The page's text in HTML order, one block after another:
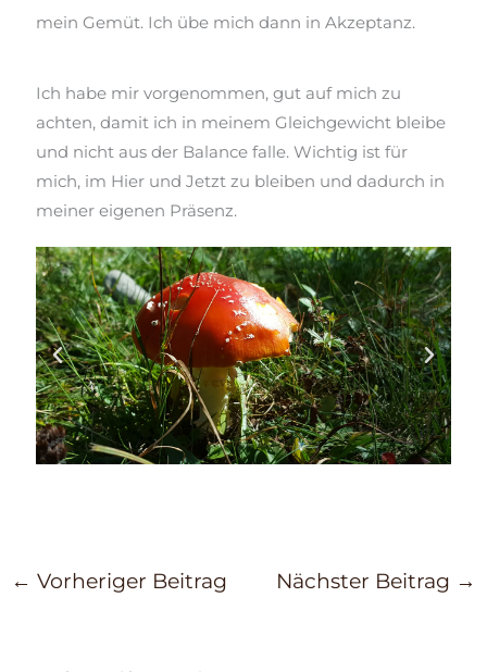
mein Gemüt. Ich übe mich dann in Akzeptanz.
Ich habe mirvorgenommen, gut auf mich zu
achten, damit ich in meinem Gleichgewicht bleibe
und nicht aus der Balance falle. Wichtig ist für
mich, im Hier undJetzt zu bleiben und dadurch in
meiner eigenen Präsenz.
← Vorheriger Beitrag Nächster Beitrag →